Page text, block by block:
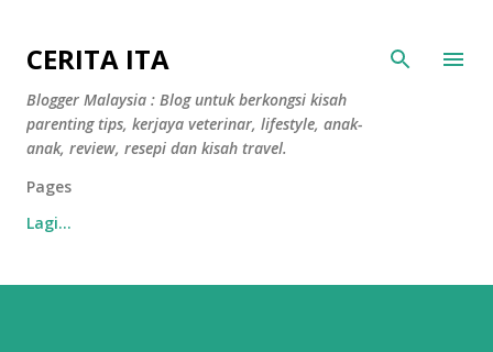
CERITA ITA
Blogger Malaysia : Blog untuk berkongsi kisah
parenting tips, kerjaya veterinar, lifestyle, anak-
anak, review, resepi dan kisah travel.
Pages
Lagi…